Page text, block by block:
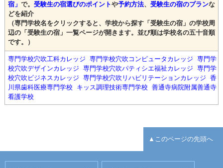
宿」 で。 受験生の宿選びのポイントや予約方法、 受験生の宿のプランな
どを紹介
（専門学校名をクリックすると、学校から探す「受験生の宿」の学校周
辺の「受験生の宿」一覧ページが開きます。並び順は学校名の五十音順
です。）
専門学校穴吹工科カレッジ 専門学校穴吹コンピュータカレッジ 専門学
校穴吹デザインカレッジ 専門学校穴吹パティシエ福祉カレッジ 専門学
校穴吹ビジネスカレッジ 専門学校穴吹リハビリテーションカレッジ 香
川県歯科医療専門学校
キッス調理技術専門学校 善通寺病院附属善通寺
看護学校
▲このページの先頭へ